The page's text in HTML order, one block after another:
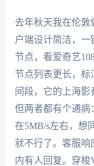
去年秋天我在伦敦
户端设计简洁，
节点，看爱奇艺
节点列表更长，
间段，它的上海影
但两者都有个通病
在5MB/s左右，想
就不行了。客服响
内有人回复。穿梭